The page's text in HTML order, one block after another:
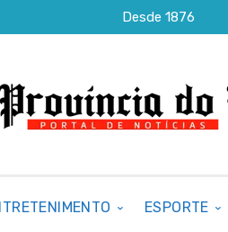
Desde 1876
ESPORTE